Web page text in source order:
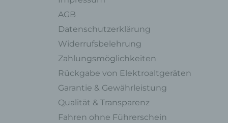
AGB
Datenschutzerklärung
Widerrufsbelehrung
Zahlungsmöglichkeiten
Rückgabe von Elektroaltgeräten
Garantie & Gewährleistung
Qualität & Transparenz
Fahren ohne Führerschein